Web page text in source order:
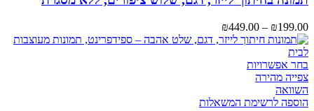
לבחור
את
האפשרויות
בעמוד
₪199.00
–
₪449.00
מחירים:
בחר אפשרויות
מספר
צפייה מהירה
השוואה
הוספה לרשימת המשאלות